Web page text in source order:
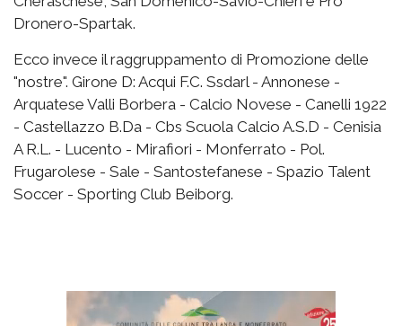
Dronero-Spartak.
Ecco invece il raggruppamento di Promozione delle
"nostre". Girone D: Acqui F.C. Ssdarl - Annonese -
Arquatese Valli Borbera - Calcio Novese - Canelli 1922
- Castellazzo B.Da - Cbs Scuola Calcio A.S.D - Cenisia
A R.L. - Lucento - Mirafiori - Monferrato - Pol.
Frugarolese - Sale - Santostefanese - Spazio Talent
Soccer - Sporting Club Beiborg.